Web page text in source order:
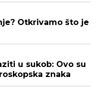
Otkrivamo što je
u sukob: Ovo su
znaka